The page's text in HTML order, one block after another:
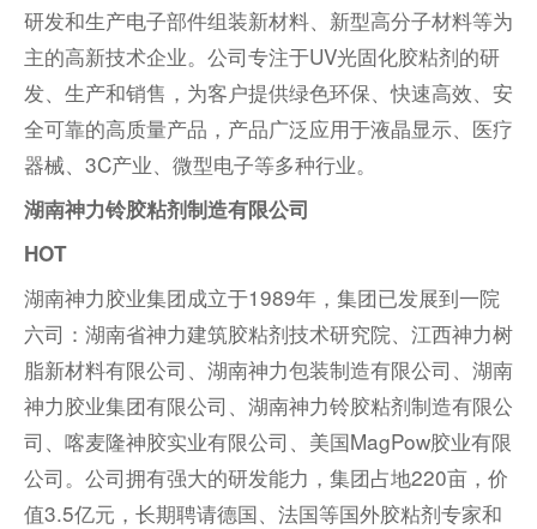
研发和生产电子部件组装新材料、新型高分子材料等为
主的高新技术企业。公司专注于UV光固化胶粘剂的研
发、生产和销售，为客户提供绿色环保、快速高效、安
全可靠的高质量产品，产品广泛应用于液晶显示、医疗
器械、3C产业、微型电子等多种行业。
湖南神力铃胶粘剂制造有限公司
HOT
湖南神力胶业集团成立于1989年，集团已发展到一院
六司：湖南省神力建筑胶粘剂技术研究院、江西神力树
脂新材料有限公司、湖南神力包装制造有限公司、湖南
神力胶业集团有限公司、湖南神力铃胶粘剂制造有限公
司、喀麦隆神胶实业有限公司、美国MagPow胶业有限
公司。公司拥有强大的研发能力，集团占地220亩，价
值3.5亿元，长期聘请德国、法国等国外胶粘剂专家和